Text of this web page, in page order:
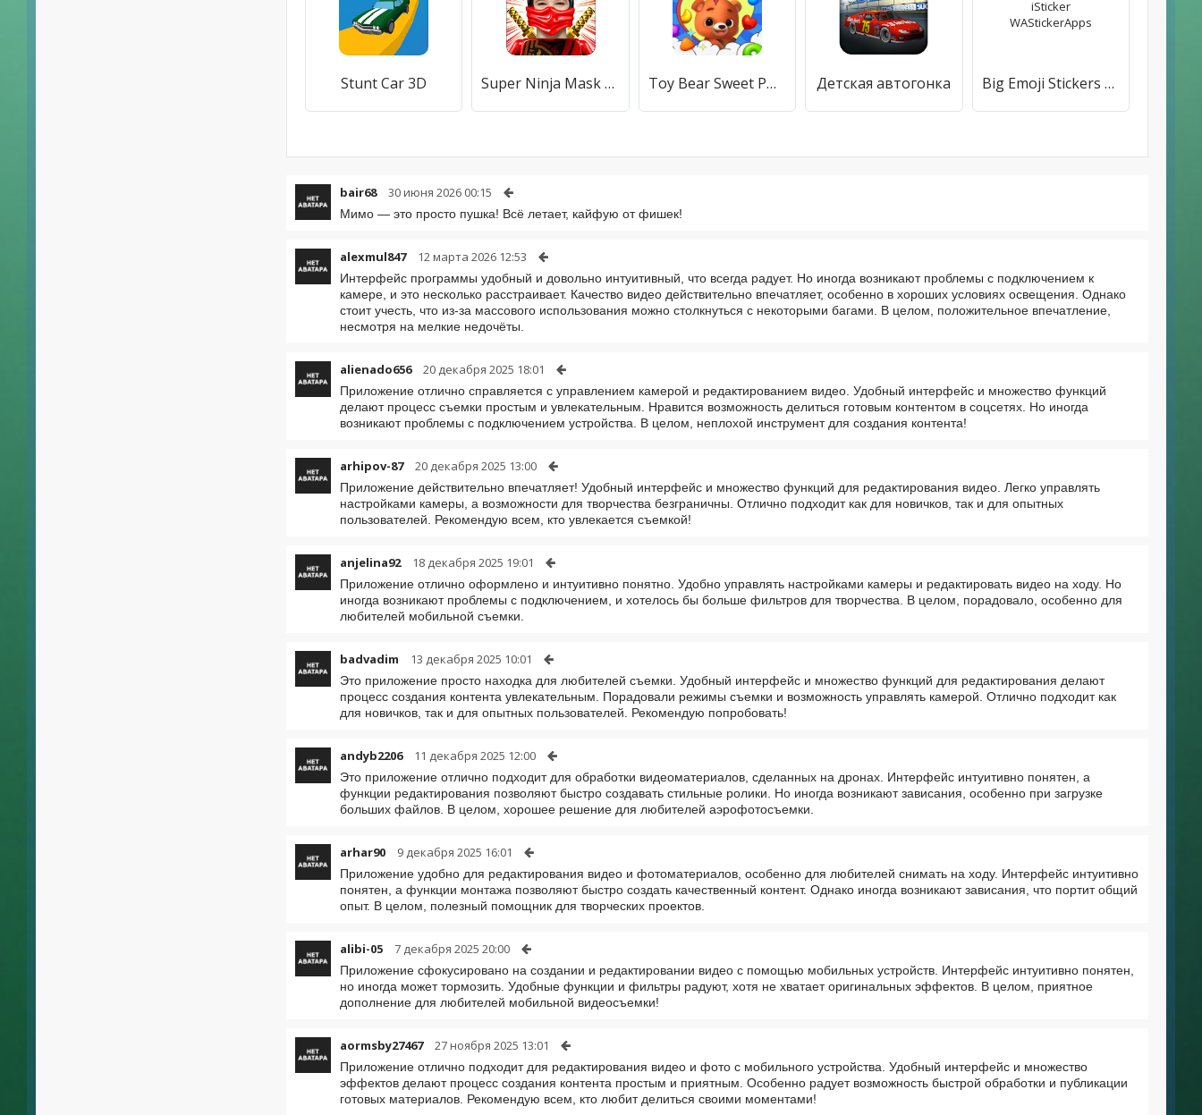
Stunt Car 3D Super Ninja Mask Photo Editor Toy Bear Sweet POP: Match 3 Детская автогонка Big Emoji Stickers 2020 iSticker WAStickerApps
bair68 30 июня 2026 00:15
Мимо — это просто пушка! Всё летает, кайфую от фишек!
alexmul847 12 марта 2026 12:53
Интерфейс программы удобный и довольно интуитивный, что всегда радует. Но иногда возникают проблемы с подключением к
камере, и это несколько расстраивает. Качество видео действительно впечатляет, особенно в хороших условиях освещения. Однако
стоит учесть, что из-за массового использования можно столкнуться с некоторыми багами. В целом, положительное впечатление,
несмотря на мелкие недочёты.
alienado656 20 декабря 2025 18:01
Приложение отлично справляется с управлением камерой и редактированием видео. Удобный интерфейс и множество функций
делают процесс съемки простым и увлекательным. Нравится возможность делиться готовым контентом в соцсетях. Но иногда
возникают проблемы с подключением устройства. В целом, неплохой инструмент для создания контента!
arhipov-87 20 декабря 2025 13:00
Приложение действительно впечатляет! Удобный интерфейс и множество функций для редактирования видео. Легко управлять
настройками камеры, а возможности для творчества безграничны. Отлично подходит как для новичков, так и для опытных
пользователей. Рекомендую всем, кто увлекается съемкой!
anjelina92 18 декабря 2025 19:01
Приложение отлично оформлено и интуитивно понятно. Удобно управлять настройками камеры и редактировать видео на ходу. Но
иногда возникают проблемы с подключением, и хотелось бы больше фильтров для творчества. В целом, порадовало, особенно для
любителей мобильной съемки.
badvadim 13 декабря 2025 10:01
Это приложение просто находка для любителей съемки. Удобный интерфейс и множество функций для редактирования делают
процесс создания контента увлекательным. Порадовали режимы съемки и возможность управлять камерой. Отлично подходит как
для новичков, так и для опытных пользователей. Рекомендую попробовать!
andyb2206 11 декабря 2025 12:00
Это приложение отлично подходит для обработки видеоматериалов, сделанных на дронах. Интерфейс интуитивно понятен, а
функции редактирования позволяют быстро создавать стильные ролики. Но иногда возникают зависания, особенно при загрузке
больших файлов. В целом, хорошее решение для любителей аэрофотосъемки.
arhar90 9 декабря 2025 16:01
Приложение удобно для редактирования видео и фотоматериалов, особенно для любителей снимать на ходу. Интерфейс интуитивно
понятен, а функции монтажа позволяют быстро создать качественный контент. Однако иногда возникают зависания, что портит общий
опыт. В целом, полезный помощник для творческих проектов.
alibi-05 7 декабря 2025 20:00
Приложение сфокусировано на создании и редактировании видео с помощью мобильных устройств. Интерфейс интуитивно понятен,
но иногда может тормозить. Удобные функции и фильтры радуют, хотя не хватает оригинальных эффектов. В целом, приятное
дополнение для любителей мобильной видеосъемки!
aormsby27467 27 ноября 2025 13:01
Приложение отлично подходит для редактирования видео и фото с мобильного устройства. Удобный интерфейс и множество
эффектов делают процесс создания контента простым и приятным. Особенно радует возможность быстрой обработки и публикации
готовых материалов. Рекомендую всем, кто любит делиться своими моментами!